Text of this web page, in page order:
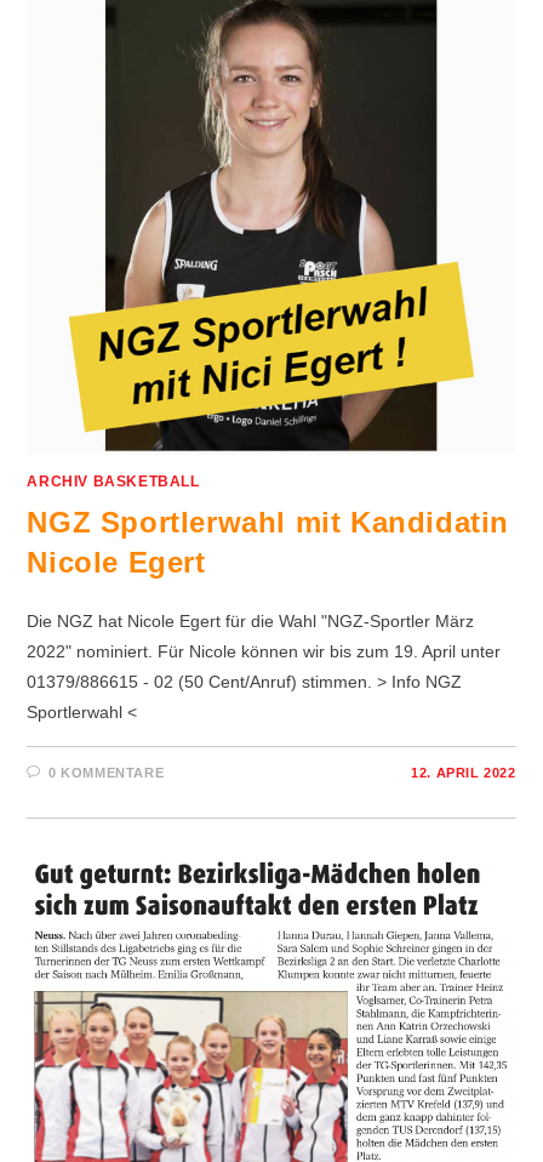
ARCHIV BASKETBALL
NGZ Sportlerwahl mit Kandidatin
Nicole Egert
Die NGZ hat Nicole Egert für die Wahl "NGZ-Sportler März
2022" nominiert. Für Nicole können wir bis zum 19. April unter
01379/886615 - 02 (50 Cent/Anruf) stimmen. > Info NGZ
Sportlerwahl <
0 KOMMENTARE 12. APRIL 2022